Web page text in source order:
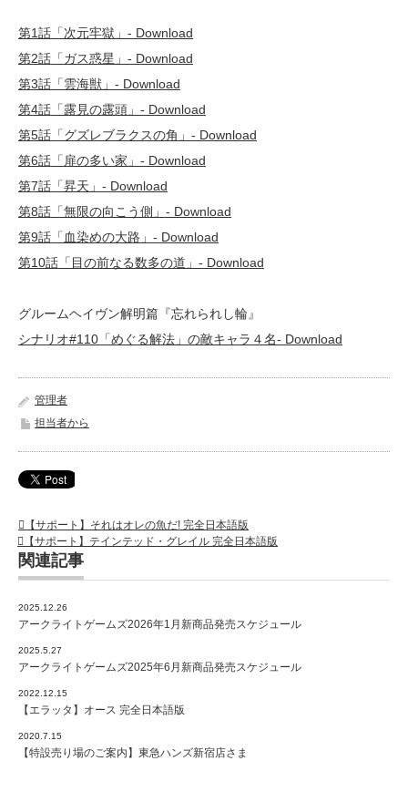
第1話「次元牢獄」- Download
第2話「ガス惑星」- Download
第3話「雲海獣」- Download
第4話「露見の露頭」- Download
第5話「グズレブラクスの角」- Download
第6話「扉の多い家」- Download
第7話「昇天」- Download
第8話「無限の向こう側」- Download
第9話「血染めの大路」- Download
第10話「目の前なる数多の道」- Download
グルームヘイヴン解明篇『忘れられし輪』
シナリオ#110「めぐる解法」の敵キャラ４名- Download
管理者
担当者から
【サポート】それはオレの魚だ! 完全日本語版
【サポート】テインテッド・グレイル 完全日本語版
関連記事
2025.12.26
アークライトゲームズ2026年1月新商品発売スケジュール
2025.5.27
アークライトゲームズ2025年6月新商品発売スケジュール
2022.12.15
【エラッタ】オース 完全日本語版
2020.7.15
【特設売り場のご案内】東急ハンズ新宿店さま